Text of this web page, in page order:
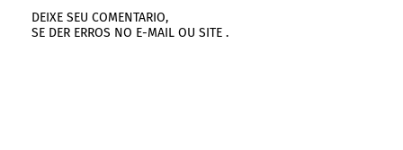
DEIXE SEU COMENTARIO,
SE DER ERROS NO E-MAIL OU SITE .